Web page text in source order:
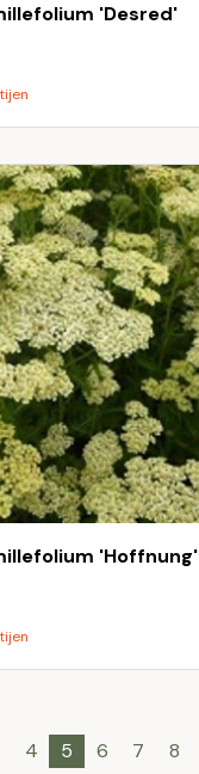
'Desred'
'Hoffnung'
4 5 6 7 8